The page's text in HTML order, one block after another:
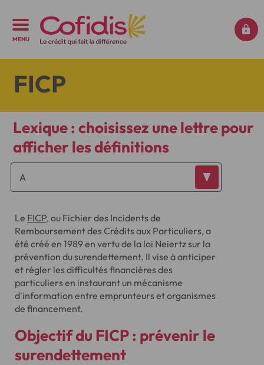
MENU
FICP
Lexique : choisissez une lettre pour
afficher les définitions
Le FICP, ou Fichier des Incidents de
Remboursement des Crédits aux Particuliers, a
été créé en 1989 en vertu de la loi Neiertz sur la
prévention du surendettement. Il vise à anticiper
et régler les difficultés financières des
particuliers en instaurant un mécanisme
d'information entre emprunteurs et organismes
de financement.
Objectif du FICP : prévenir le
surendettement